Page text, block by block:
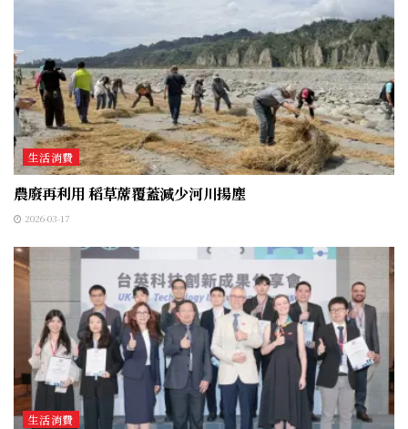
生活消費
農廢再利用 稻草蓆覆蓋減少河川揚塵
2026-03-17
生活消費